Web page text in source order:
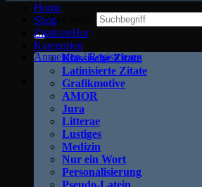
Suchen nach:
Anmelden / Registrieren
Home
Shop
Zitatliste
Kategorien
Klassische Zitate
Latinisierte Zitate
Grafikmotive
AMOR
Jura
Litterae
Lustiges
Medizin
Nur ein Wort
Personalisierung
Pseudo-Latein